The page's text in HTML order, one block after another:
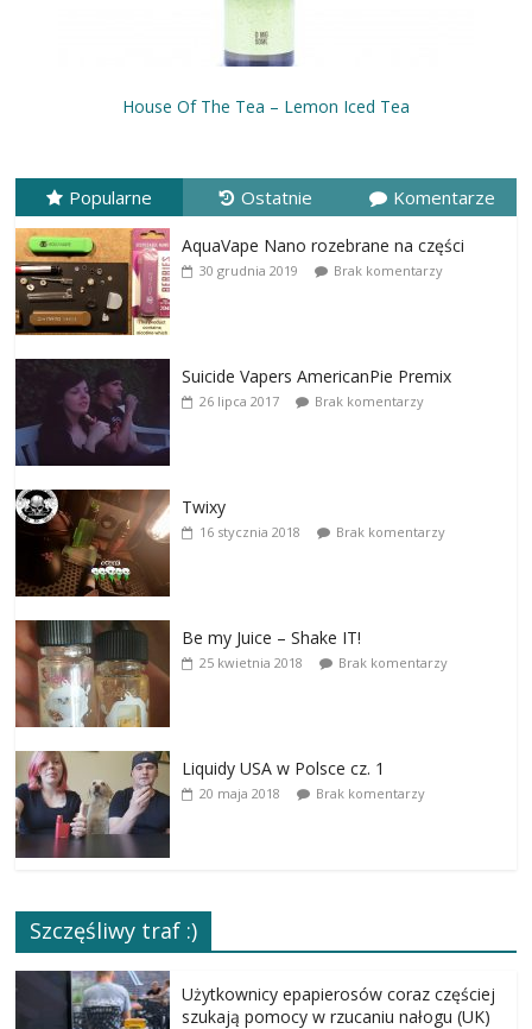
House Of The Tea – Lemon Iced Tea
Popularne Ostatnie Komentarze
AquaVape Nano rozebrane na części
30 grudnia 2019 Brak komentarzy
Suicide Vapers AmericanPie Premix
26 lipca 2017 Brak komentarzy
Twixy
16 stycznia 2018 Brak komentarzy
Be my Juice – Shake IT!
25 kwietnia 2018 Brak komentarzy
Liquidy USA w Polsce cz. 1
20 maja 2018 Brak komentarzy
Szczęśliwy traf :)
Użytkownicy epapierosów coraz częściej
szukają pomocy w rzucaniu nałogu (UK)